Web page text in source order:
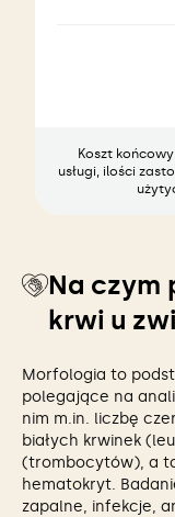
Koszt
usługi, ilości
Na czym
krwi u
Morfologia to
polegające na
nim m.in. liczbę
białych krwinek
(trombocytów), a
hematokryt.
zapalne, infekcje,